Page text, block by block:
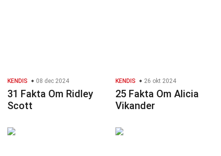
KENDIS 08 dec 2024
31 Fakta Om Ridley
Scott
KENDIS 26 okt 2024
25 Fakta Om Alicia
Vikander